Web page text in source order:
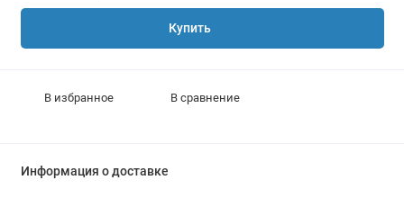
Купить
В избранное В сравнение
Информация о доставке